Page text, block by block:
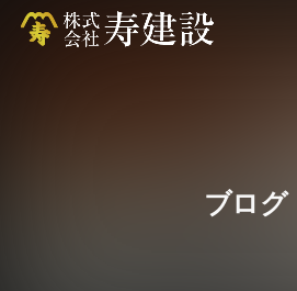
ブログ